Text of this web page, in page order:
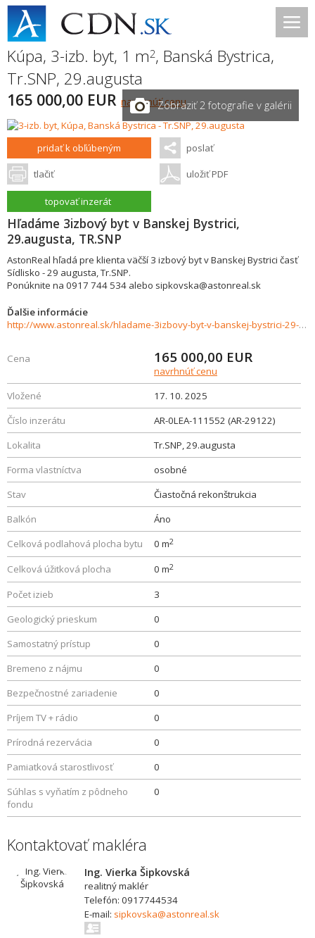
Kúpa, 3-izb. byt, 1 m2, Banská Bystrica,
Tr.SNP, 29.augusta
165 000,00 EUR navrhnúť cenuZobraziť 2 fotografie v galérii
pridať k obľúbeným poslať
tlačiť uložiť PDF
topovať inzerát
Hľadáme 3izbový byt v Banskej Bystrici,
29.augusta, TR.SNP
AstonReal hľadá pre klienta väčší 3 izbový byt v Banskej Bystrici časť
Sídlisko - 29 augusta, Tr.SNP.
Ponúknite na 0917 744 534 alebo sipkovska@astonreal.sk
Ďalšie informácie
http://www.astonreal.sk/hladame-3izbovy-byt-v-banskej-bystrici-29-augusta-tr-snp-942626
Cena 165 000,00 EUR
navrhnúť cenu
Vložené
17. 10. 2025
Číslo inzerátu
AR-0LEA-111552 (AR-29122)
Lokalita
Tr.SNP, 29.augusta
Forma vlastníctva
osobné
Stav
Čiastočná rekonštrukcia
Balkón
Áno
Celková podlahová plocha bytu
0 m2
Celková úžitková plocha 0 m2
Počet izieb
3
Geologický prieskum
0
Samostatný prístup
0
Bremeno z nájmu
0
Bezpečnostné zariadenie
0
Príjem TV + rádio
0
Prírodná rezervácia
0
Pamiatková starostlivosť
0
Súhlas s vyňatím z pôdneho
fondu
0
Kontaktovať makléra
Ing. Vierka Šipkovská
realitný maklér
Telefón: 0917744534
E-mail: sipkovska@astonreal.sk